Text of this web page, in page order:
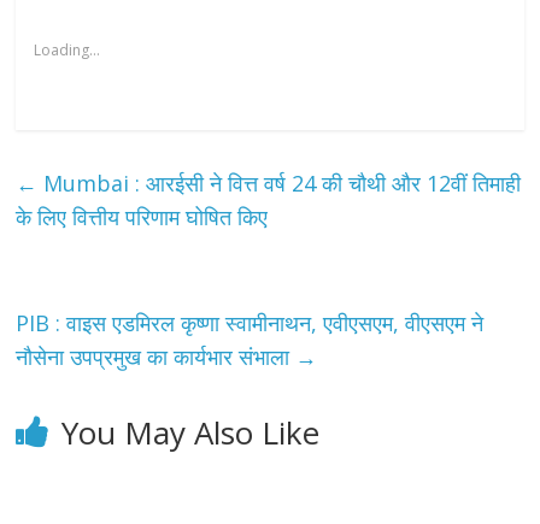
Loading...
← Mumbai : आरईसी ने वित्त वर्ष 24 की चौथी और 12वीं तिमाही
के लिए वित्तीय परिणाम घोषित किए
PIB : वाइस एडमिरल कृष्णा स्वामीनाथन, एवीएसएम, वीएसएम ने
नौसेना उपप्रमुख का कार्यभार संभाला →
You May Also Like